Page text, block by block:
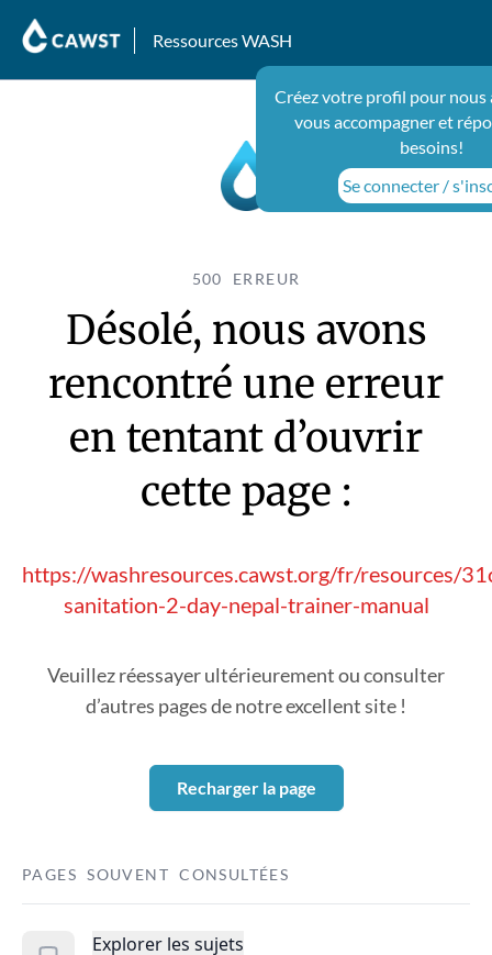
Ressources WASH
Créez votre profil pour nous
vous accompagner et
besoins!
Se connecter /
500 ERREUR
Désolé, nous avons
rencontré une erreur
en tentant d’ouvrir
cette page :
https://washresources.cawst.org/fr/resources/
sanitation-2-day-nepal-trainer-manual
Veuillez réessayer ultérieurement ou consulter
d’autres pages de notre excellent site !
Recharger la page
PAGES SOUVENT CONSULTÉES
Explorer les sujets